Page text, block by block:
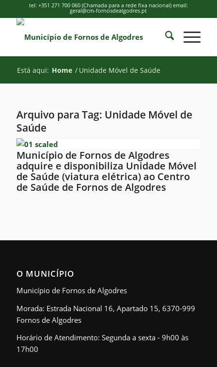
tel: +351 271 700 060 (Chamada para a rede fixa nacional) email:
geral@cm-fornosdealgodres.pt
Está aqui: Home / Unidade Móvel de Saúde
Arquivo para Tag: Unidade Móvel de
Saúde
Município de Fornos de Algodres
adquire e disponibiliza Unidade Móvel
de Saúde (viatura elétrica) ao Centro
de Saúde de Fornos de Algodres
O MUNICÍPIO
Município de Fornos de Algodres
Morada: Estrada Nacional 16, Apartado 15, 6370-999
Fornos de Algodres
Horário de Atendimento: Segunda a sexta - 9h00 às
17h00